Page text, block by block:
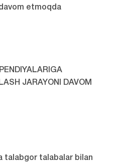
etmoqda
JARAYONI DAVOM
talabgor talabalar bilan